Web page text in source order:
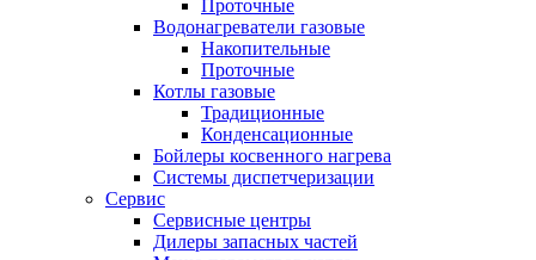
Проточные
Водонагреватели газовые
Накопительные
Проточные
Котлы газовые
Традиционные
Конденсационные
Бойлеры косвенного нагрева
Системы диспетчеризации
Сервис
Сервисные центры
Дилеры запасных частей